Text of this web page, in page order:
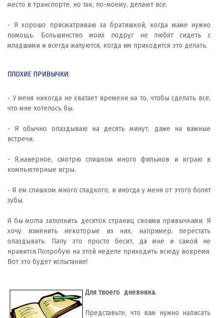
место в транспорте, но так, по-моему, делают все.
- Я хорошо присматриваю за братишкой, когда маме нужно
помощь. Большинство моих подруг не любят сидеть с
младшими и всегда жалуются, когда им приходится это делать.
ПЛОХИЕ ПРИВЫЧКИ:
- У меня никогда не хватает времени на то, чтобы сделать все,
что мне хотелось бы.
- Я обычно опаздываю на десять минут, даже на важные
встречи.
- Я,наверное, смотрю слишком много фильмов и играю в
компьютерные игры.
- Я ем слишком много сладкого, и иногда у меня от этого болят
зубы.
Я бы могла заполнить десяток страниц своими привычками. Я
хочу изменить некоторые из них, например, перестать
опаздывать. Папу это просто бесит, да мне и самой не
нравится.Попробую на этой неделе приходить всюду вовремя.
Вот это будет испытание!
Для твоего дневника.
Представьте, что вам нужно написать